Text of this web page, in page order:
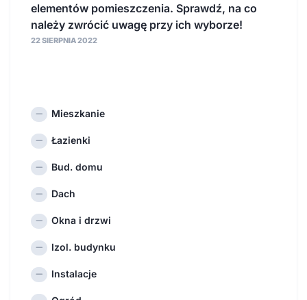
elementów pomieszczenia. Sprawdź, na co
należy zwrócić uwagę przy ich wyborze!
22 SIERPNIA 2022
Mieszkanie
Łazienki
Bud. domu
Dach
Okna i drzwi
Izol. budynku
Instalacje